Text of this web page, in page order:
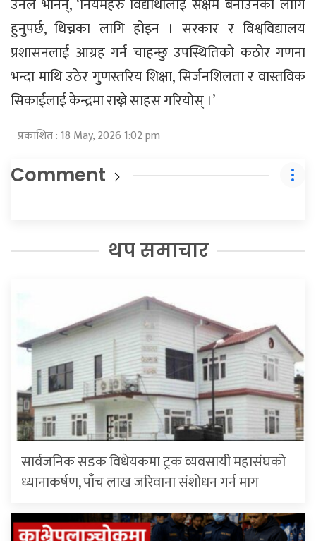
उनले भनिन्, ‘नियमहरु विद्यार्थीलाई सक्षम बनाउनका लागि
हुनुपर्छ, थिच्नका लागि होइन । सरकार र विश्वविद्यालय
प्रशासनलाई आग्रह गर्न चाहन्छु उपस्थितिको कठोर गणना
भन्दा माथि उठेर गुणस्तरिय शिक्षा, सिर्जनशिलता र वास्तविक
सिकाईलाई केन्द्रमा राख्ने साहस गरियोस् ।’
प्रकाशित : 18 May, 2026 1:02 pm
Comment
थप समाचार
सार्वजनिक सडक विधेयकमा ट्रक व्यवसायी महासंघको
ध्यानाकर्षण, पाँच लाख जरिवाना संशोधन गर्न माग